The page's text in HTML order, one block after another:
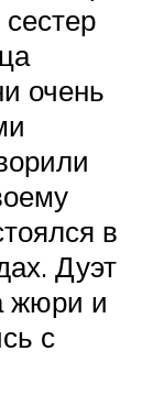
очень
в
Дуэт
жюри и
с